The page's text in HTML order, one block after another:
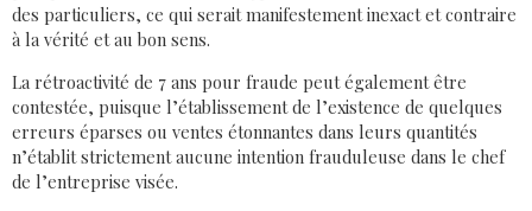
des particuliers, ce qui serait manifestement inexact et contraire
à la vérité et au bon sens.
La rétroactivité de 7 ans pour fraude peut également être
contestée, puisque l’établissement de l’existence de quelques
erreurs éparses ou ventes étonnantes dans leurs quantités
n’établit strictement aucune intention frauduleuse dans le chef
de l’entreprise visée.